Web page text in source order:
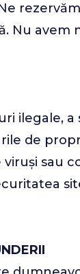
Nu
ilegale,
de
sau